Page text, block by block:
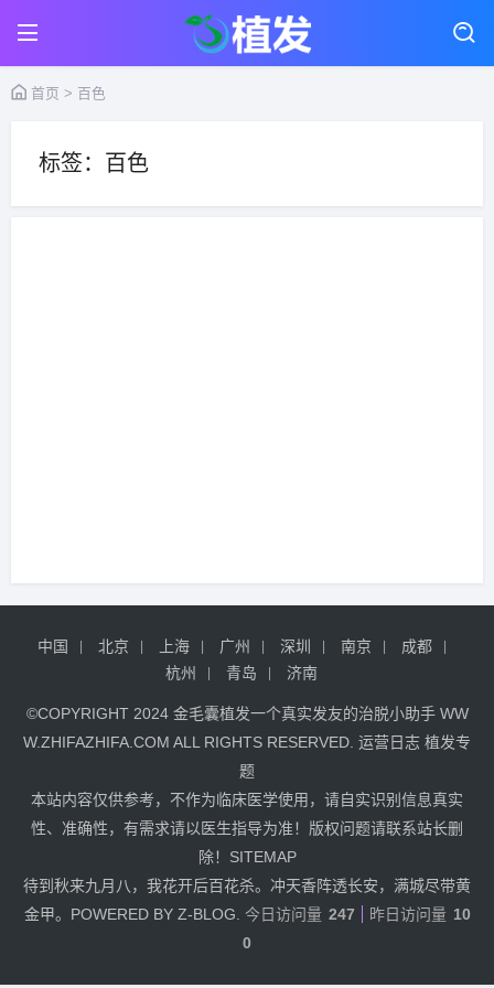
首页 > 百色
标签：百色
中国 北京 上海 广州 深圳 南京
成都
杭州
青岛 济南
©COPYRIGHT 2024 金毛囊植发一个真实发友的治脱小助手 WW
W.ZHIFAZHIFA.COM ALL RIGHTS RESERVED. 运营日志 植发专
题
本站内容仅供参考，不作为临床医学使用，请自实识别信息真实
性、准确性，有需求请以医生指导为准！版权问题请联系站长删
除！ SITEMAP
待到秋来九月八，我花开后百花杀。冲天香阵透长安，满城尽带黄
金甲。POWERED BY Z-BLOG. 今日访问量 247 昨日访问量 10
0